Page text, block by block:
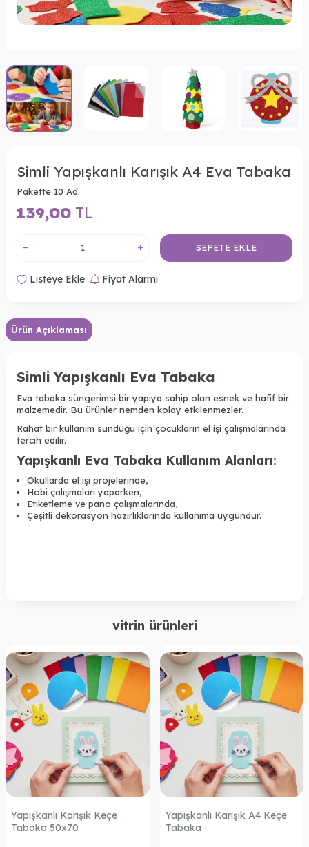
Simli Yapışkanlı Karışık A4 Eva Tabaka
Pakette 10 Ad.
139,00 TL
SEPETE EKLE
Listeye Ekle Fiyat Alarmı
Ürün Açıklaması
Simli Yapışkanlı Eva Tabaka
Eva tabaka süngerimsi bir yapıya sahip olan esnek ve hafif bir
malzemedir. Bu ürünler nemden kolay etkilenmezler.
Rahat bir kullanım sunduğu için çocukların el işi çalışmalarında
tercih edilir.
Yapışkanlı Eva Tabaka Kullanım Alanları:
Okullarda el işi projelerinde,
Hobi çalışmaları yaparken,
Etiketleme ve pano çalışmalarında,
Çeşitli dekorasyon hazırlıklarında kullanıma uygundur.
vitrin ürünleri
Yapışkanlı Karışık Keçe
Tabaka 50x70
Yapışkanlı Karışık A4 Keçe
Tabaka